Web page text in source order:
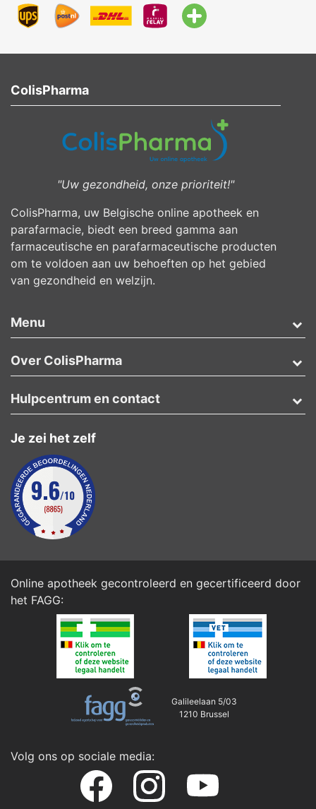
ColisPharma
"Uw gezondheid, onze prioriteit!"
ColisPharma, uw Belgische online apotheek en
parafarmacie, biedt een breed gamma aan
farmaceutische en parafarmaceutische producten
om te voldoen aan uw behoeften op het gebied
van gezondheid en welzijn.
Menu
Over ColisPharma
Je zei het zelf
Hulpcentrum en contact
Online apotheek gecontroleerd en gecertificeerd door
het FAGG:
Galileelaan 5/03
1210 Brussel
Volg ons op sociale media: